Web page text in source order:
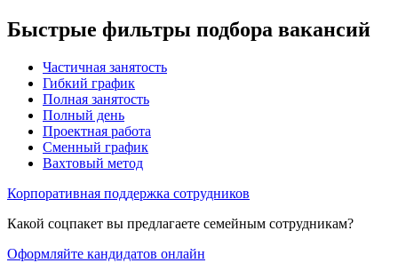
Быстрые фильтры подбора вакансий
Частичная занятость
Гибкий график
Полная занятость
Полный день
Проектная работа
Сменный график
Вахтовый метод
Корпоративная поддержка сотрудников
Какой соцпакет вы предлагаете семейным сотрудникам?
Оформляйте кандидатов онлайн